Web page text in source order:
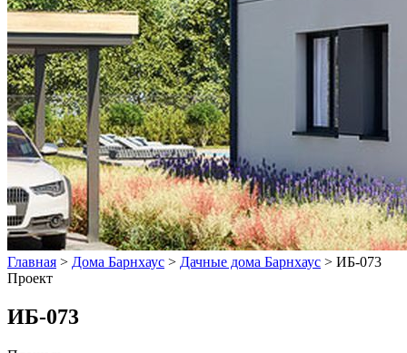
Главная > Дома Барнхаус > Дачные дома Барнхаус > ИБ-073
Проект
ИБ-073